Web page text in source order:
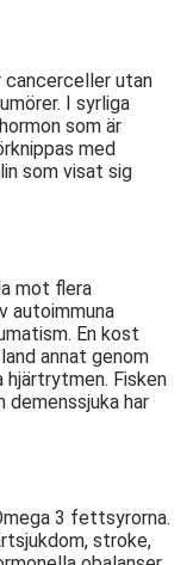
cancerceller utan
I syrliga
som är
med
som visat sig
mot flera
autoimmuna
En kost
annat genom
Fisken
demenssjuka har
3 fettsyrorna.
stroke,